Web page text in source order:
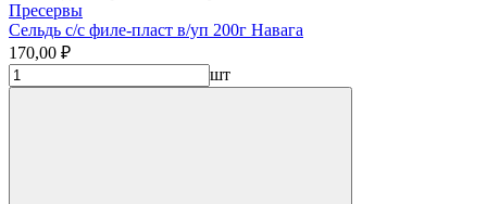
Пресервы
Сельдь с/с филе-пласт в/уп 200г Навага
170,00 ₽
шт